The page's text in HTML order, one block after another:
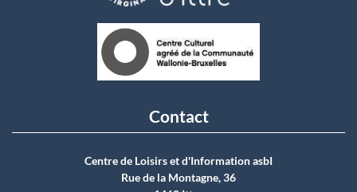
Contact
Centre de Loisirs et d'Information asbI
Rue de la Montagne, 36